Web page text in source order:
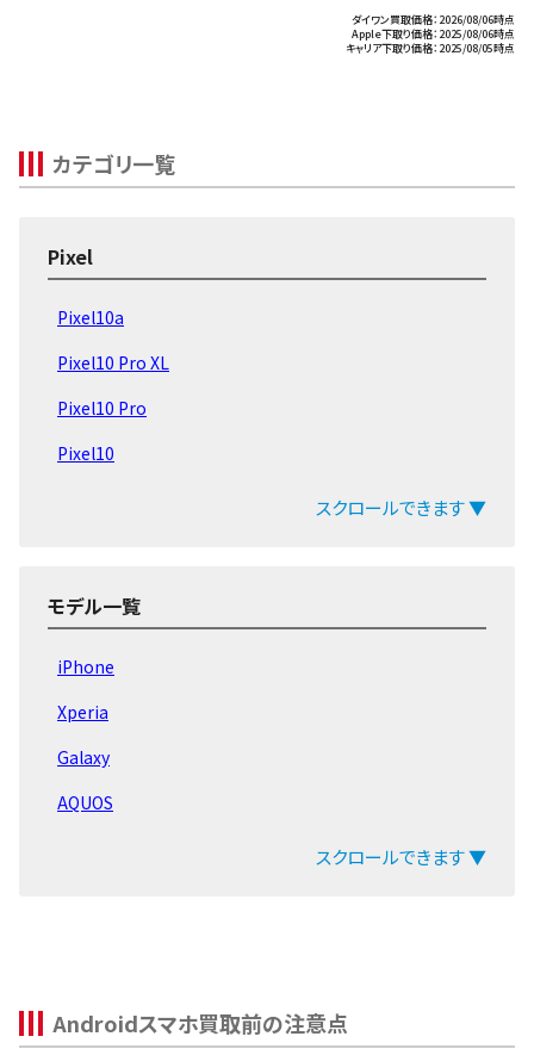
ダイワン買取価格：2026/08/06時点
Apple下取り価格：2025/08/06時点
キャリア下取り価格：2025/08/05時点
カテゴリ一覧
Pixel
Pixel10a
Pixel10 Pro XL
Pixel10 Pro
Pixel10
Pixel9 Pro XL
Pixel9
Pixel8a
Pixel Fold
Pixel8 Pro
Pixel 6 Pro
スクロールできます ▼
モデル一覧
iPhone
Xperia
Galaxy
AQUOS
Xiaomi
スクロールできます ▼
Androidスマホ買取前の注意点